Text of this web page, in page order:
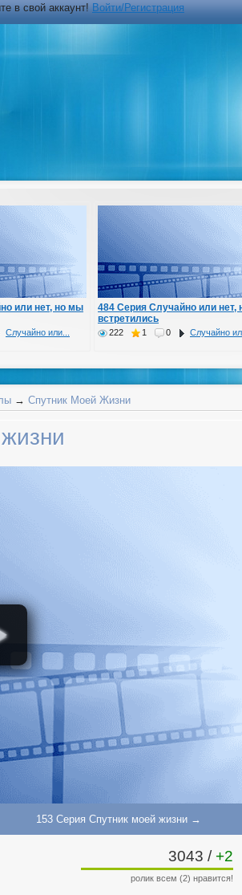
в свой аккаунт!Войти/Регистрация
или нет, но мы
Случайно или...
484 Серия Случайно или нет,
встретились
222 1 0 Случайно
→ Спутник Моей Жизни
153 Серия Спутник моей жизни →
3043 / +2
ролик всем (2) нравится!